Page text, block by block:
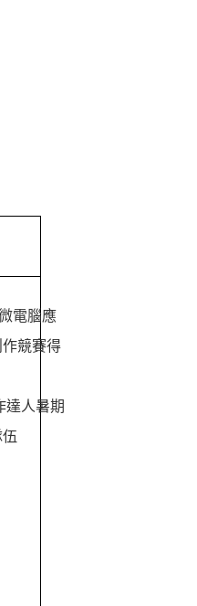
電腦應
競賽得
達人暑期